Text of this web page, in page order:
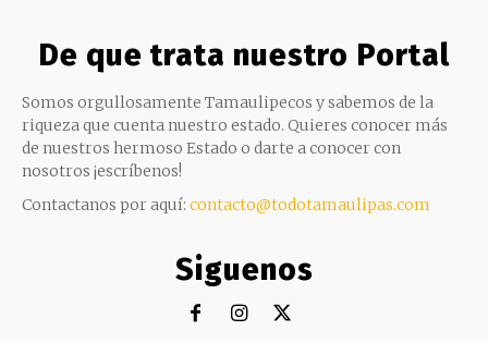
De que trata nuestro Portal
Somos orgullosamente Tamaulipecos y sabemos de la
riqueza que cuenta nuestro estado. Quieres conocer más
de nuestros hermoso Estado o darte a conocer con
nosotros ¡escríbenos!
Contactanos por aquí: contacto@todotamaulipas.com
Siguenos